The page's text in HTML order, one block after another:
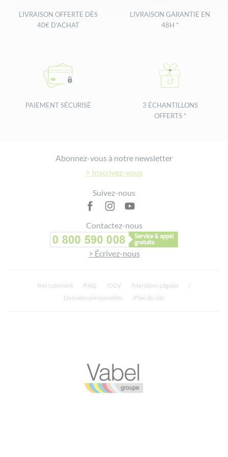
LIVRAISON OFFERTE DÈS
40€ D'ACHAT
LIVRAISON GARANTIE EN
48H *
PAIEMENT SÉCURISÉ
3 ÉCHANTILLONS
OFFERTS *
Abonnez-vous à notre newsletter
> Inscrivez-vous
Suivez-nous
Contactez-nous
> Écrivez-nous
Recrutement FAQ CGV
Mentions Légales
Données personnelles
Plan du site